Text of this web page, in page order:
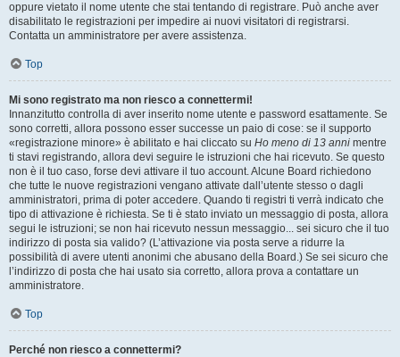
oppure vietato il nome utente che stai tentando di registrare. Può anche aver
disabilitato le registrazioni per impedire ai nuovi visitatori di registrarsi.
Contatta un amministratore per avere assistenza.
Top
Mi sono registrato ma non riesco a connettermi!
Innanzitutto controlla di aver inserito nome utente e password esattamente. Se
sono corretti, allora possono esser successe un paio di cose: se il supporto
«registrazione minore» è abilitato e hai cliccato su Ho meno di 13 anni mentre
ti stavi registrando, allora devi seguire le istruzioni che hai ricevuto. Se questo
non è il tuo caso, forse devi attivare il tuo account. Alcune Board richiedono
che tutte le nuove registrazioni vengano attivate dall’utente stesso o dagli
amministratori, prima di poter accedere. Quando ti registri ti verrà indicato che
tipo di attivazione è richiesta. Se ti è stato inviato un messaggio di posta, allora
segui le istruzioni; se non hai ricevuto nessun messaggio... sei sicuro che il tuo
indirizzo di posta sia valido? (L’attivazione via posta serve a ridurre la
possibilità di avere utenti anonimi che abusano della Board.) Se sei sicuro che
l’indirizzo di posta che hai usato sia corretto, allora prova a contattare un
amministratore.
Top
Perché non riesco a connettermi?